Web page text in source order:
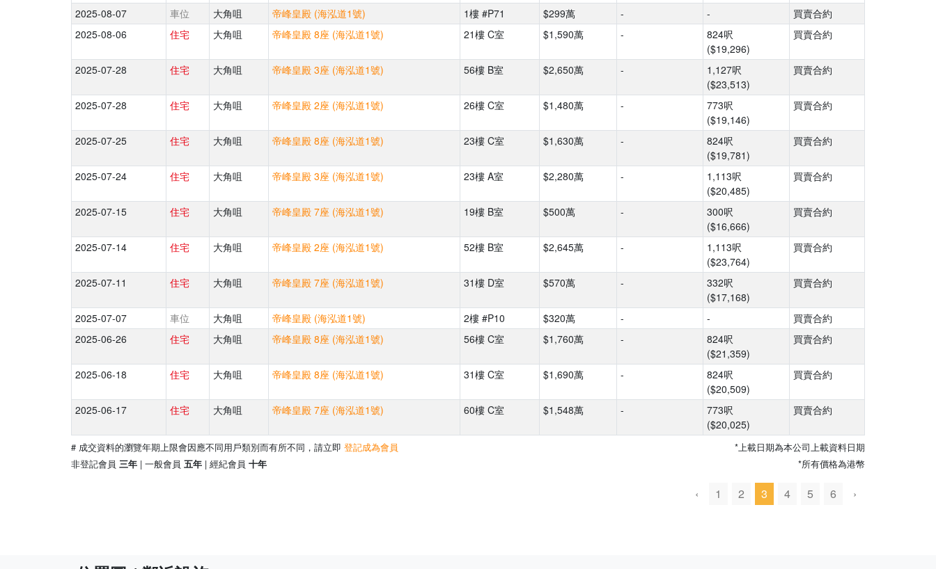
2025-08-07 車位 大角咀 帝峰皇殿 (海泓道1號) 1樓 #P71 $299萬 - -
買賣合約
2025-08-06
住宅 大角咀 帝峰皇殿 8座 (海泓道1號) 21樓 C室 $1,590萬 -
824呎
($19,296)
買賣合約
2025-07-28 住宅 大角咀 帝峰皇殿 3座 (海泓道1號) 56樓 B室 $2,650萬 -
1,127呎
($23,513)
買賣合約
2025-07-28 住宅 大角咀 帝峰皇殿 2座 (海泓道1號) 26樓 C室 $1,480萬 -
773呎
($19,146)
買賣合約
2025-07-25 住宅 大角咀 帝峰皇殿 8座 (海泓道1號) 23樓 C室 $1,630萬 -
824呎
($19,781)
買賣合約
2025-07-24 住宅 大角咀 帝峰皇殿 3座 (海泓道1號) 23樓 A室 $2,280萬 -
1,113呎
($20,485)
買賣合約
2025-07-15 住宅 大角咀 帝峰皇殿 7座 (海泓道1號) 19樓 B室 $500萬 -
300呎
($16,666)
買賣合約
2025-07-14 住宅 大角咀 帝峰皇殿 2座 (海泓道1號) 52樓 B室 $2,645萬 -
1,113呎
($23,764)
買賣合約
2025-07-11 住宅 大角咀 帝峰皇殿 7座 (海泓道1號) 31樓 D室 $570萬 -
332呎
($17,168)
買賣合約
2025-07-07 車位 大角咀 帝峰皇殿 (海泓道1號) 2樓 #P10 $320萬 - -
買賣合約
2025-06-26
住宅 大角咀 帝峰皇殿 8座 (海泓道1號) 56樓 C室 $1,760萬 -
824呎
($21,359)
買賣合約
2025-06-18 住宅 大角咀 帝峰皇殿 8座 (海泓道1號) 31樓 C室 $1,690萬 -
824呎
($20,509)
買賣合約
2025-06-17 住宅 大角咀 帝峰皇殿 7座 (海泓道1號) 60樓 C室 $1,548萬 -
773呎
($20,025)
買賣合約
# 成交資料的瀏覽年期上限會因應不同用戶類別而有所不同，請立即 登記成為會員
非登記會員 三年 | 一般會員 五年 | 經紀會員 十年
*上載日期為本公司上載資料日期
*所有價格為港幣
‹ 1 2 3 4 5 6 ›